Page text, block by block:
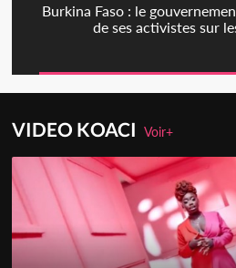
Burkina Faso : le
de ses activistes sur
VIDEO KOACIVoir+